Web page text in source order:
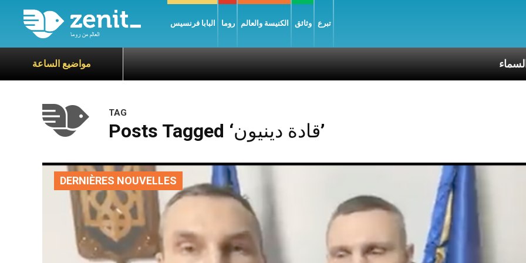
البابا فرنسيس روما الكنيسة والعالم وثائق تبرع
مواضيع الساعة مريم إلى السماء
TAG
Posts Tagged ‘قادة دينيون’
DERNIÈRES NOUVELLES